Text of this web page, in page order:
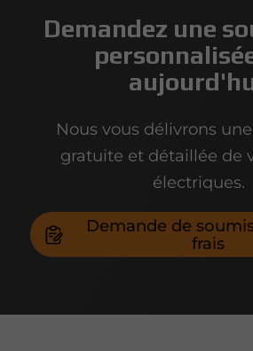
Demandez une
Nous vous délivrons
gratuite et détaillée de
électriques.
Demande de
frais